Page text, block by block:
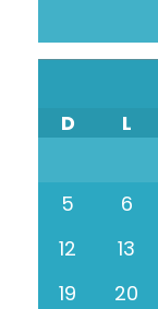
D L
5
6
12
13
19
20